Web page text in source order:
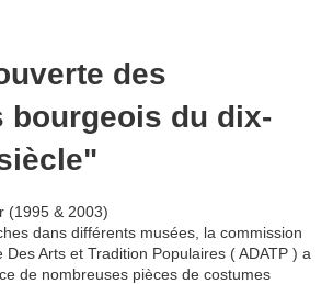
des
bourgeois du dix-
(1995 & 2003)
dans différents musées, la commission
Arts et Tradition Populaires ( ADATP ) a
de nombreuses pièces de costumes